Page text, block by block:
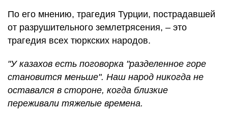
По его мнению, трагедия Турции, пострадавшей
от разрушительного землетрясения, – это
трагедия всех тюркских народов.
"У казахов есть поговорка "разделенное горе
становится меньше". Наш народ никогда не
оставался в стороне, когда близкие
переживали тяжелые времена.